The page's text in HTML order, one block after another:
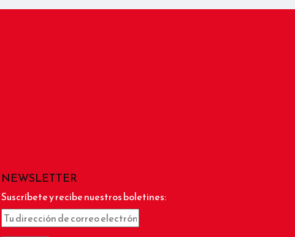
NEWSLETTER
Suscríbete y recibe nuestros boletines: